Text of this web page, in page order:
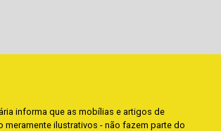
informa que as mobílias e artigos de
meramente ilustrativos - não fazem parte do